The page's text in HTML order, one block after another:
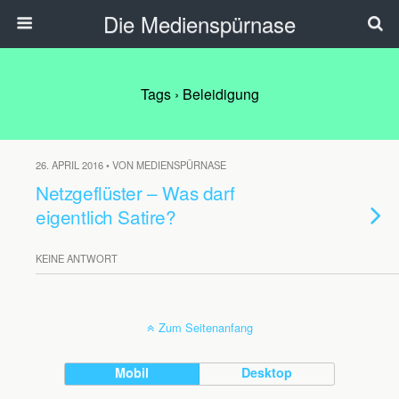
Die Medienspürnase
Tags › Beleidigung
26. APRIL 2016 • VON MEDIENSPÜRNASE
Netzgeflüster – Was darf
eigentlich Satire?
KEINE ANTWORT
Zum Seitenanfang
Mobil Desktop